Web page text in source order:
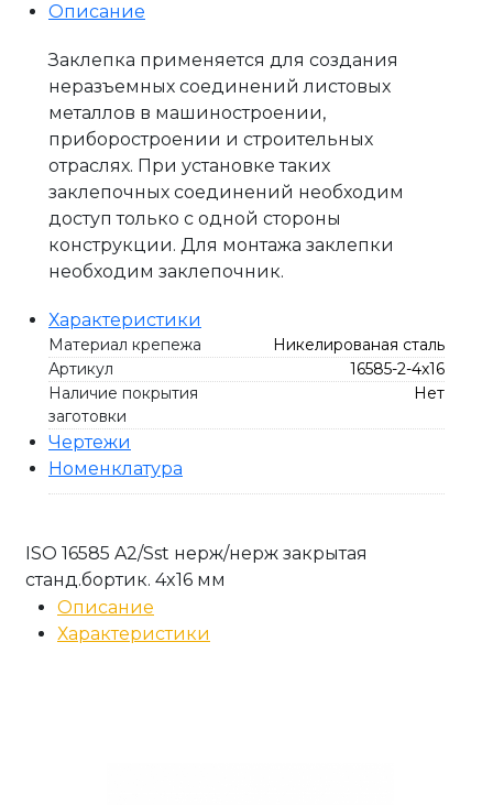
Описание
Заклепка применяется для создания
неразъемных соединений листовых
металлов в машиностроении,
приборостроении и строительных
отраслях. При установке таких
заклепочных соединений необходим
доступ только с одной стороны
конструкции. Для монтажа заклепки
необходим заклепочник.
Характеристики
Материал крепежа
Никелированая сталь
Артикул
16585-2-4x16
Наличие покрытия
заготовки
Нет
Чертежи
Номенклатура
ISO 16585 A2/Sst нерж/нерж закрытая
станд.бортик. 4x16 мм
Описание
Характеристики